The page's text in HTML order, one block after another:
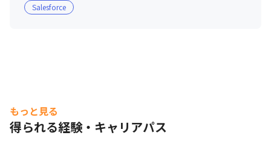
実践的スキルを磨くことが可能です
・全世界のプロジェクト事例を参照できるデータベース
「ナレッジエクスチェンジ」で、日本では導入例のない最
新技術を用いた事例やノウハウの活用が可能です
Salesforce
もっと見る
得られる経験・キャリアパス